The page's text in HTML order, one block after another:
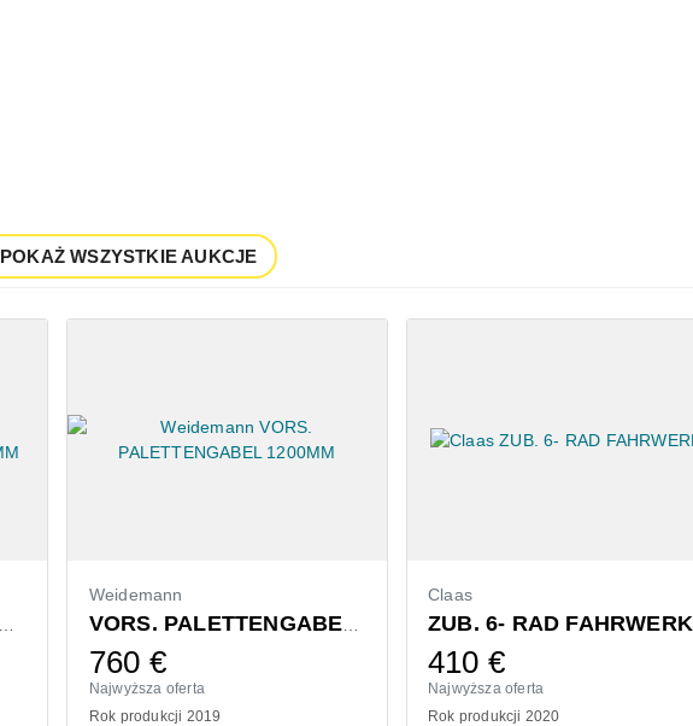
POKAŻ WSZYSTKIE AUKCJE
Weidemann
760 €
Najwyższa oferta
Rok produkcji 2019
Claas
ZUB. 6- RAD FAHRWERK
410 €
Najwyższa oferta
Rok produkcji 2020